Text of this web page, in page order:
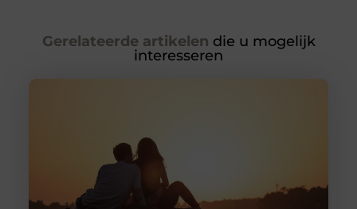
Gerelateerde artikelen die u mogelijk
interesseren